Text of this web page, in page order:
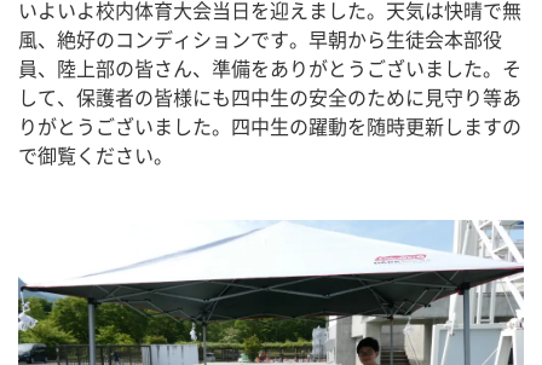
いよいよ校内体育大会当日を迎えました。天気は快晴で無
風、絶好のコンディションです。早朝から生徒会本部役
員、陸上部の皆さん、準備をありがとうございました。そ
して、保護者の皆様にも四中生の安全のために見守り等あ
りがとうございました。四中生の躍動を随時更新しますの
で御覧ください。